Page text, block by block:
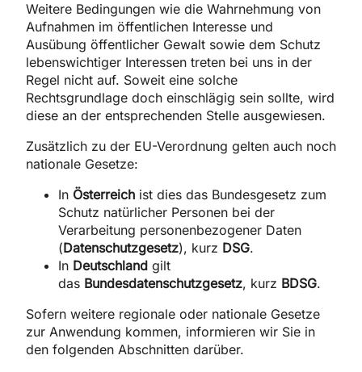
Weitere Bedingungen wie die Wahrnehmung von
Aufnahmen im öffentlichen Interesse und
Ausübung öffentlicher Gewalt sowie dem Schutz
lebenswichtiger Interessen treten bei uns in der
Regel nicht auf. Soweit eine solche
Rechtsgrundlage doch einschlägig sein sollte, wird
diese an der entsprechenden Stelle ausgewiesen.
Zusätzlich zu der EU-Verordnung gelten auch noch
nationale Gesetze:
In Österreich ist dies das Bundesgesetz zum
Schutz natürlicher Personen bei der
Verarbeitung personenbezogener Daten
(Datenschutzgesetz), kurz DSG.
In Deutschland gilt
das Bundesdatenschutzgesetz, kurz BDSG.
Sofern weitere regionale oder nationale Gesetze
zur Anwendung kommen, informieren wir Sie in
den folgenden Abschnitten darüber.